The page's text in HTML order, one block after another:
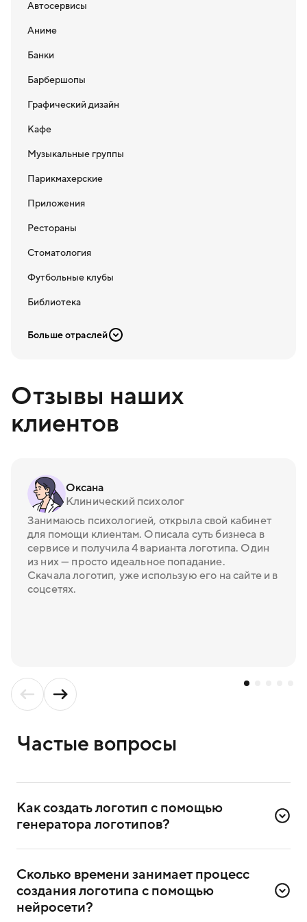
Автосервисы
Аниме
Банки
Барбершопы
Графический дизайн
Кафе
Музыкальные группы
Парикмахерские
Приложения
Рестораны
Стоматология
Футбольные клубы
Библиотека
Больше отраслей
Отзывы наших
клиентов
Оксана
Клинический психолог
Занимаюсь психологией, открыла свой кабинет
для помощи клиентам. Описала суть бизнеса в
сервисе и получила 4 варианта логотипа. Один
из них — просто идеальное попадание.
Скачала логотип, уже использую его на сайте и в
соцсетях.
Частые вопросы
Как создать логотип с помощью
генератора логотипов?
в сервисе. Достаточно ввести номер телефона
и подтвердить регистрацию через СМС.
После регистрации выберете в сервисе генератор
логотипов и приступите к созданию.
Сколько времени занимает процесс
создания логотипа с помощью
нейросети?